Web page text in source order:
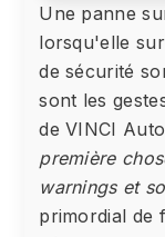
Une panne
lorsqu'elle
de sécurité
sont les
de VINCI
première
warnings et
primordial de